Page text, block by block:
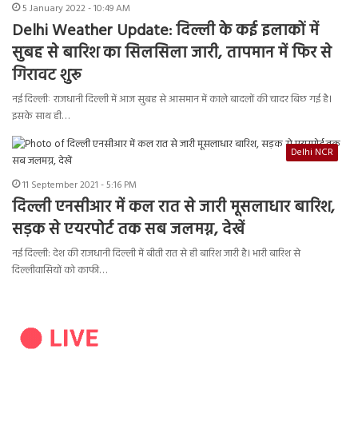
5 January 2022 - 10:49 AM
Delhi Weather Update: दिल्ली के कई इलाकों में
सुबह से बारिश का सिलसिला जारी, तापमान में फिर से
गिरावट शुरू
नई दिल्लीः राजधानी दिल्ली में आज सुबह से आसमान में काले बादलों की चादर बिछ गई है।
इसके साथ ही…
Delhi NCR
11 September 2021 - 5:16 PM
दिल्ली एनसीआर में कल रात से जारी मूसलाधार बारिश,
सड़क से एयरपोर्ट तक सब जलमग्न, देखें
नई दिल्ली: देश की राजधानी दिल्ली में बीती रात से ही बारिश जारी है। भारी बारिश से
दिल्लीवासियों को काफी…